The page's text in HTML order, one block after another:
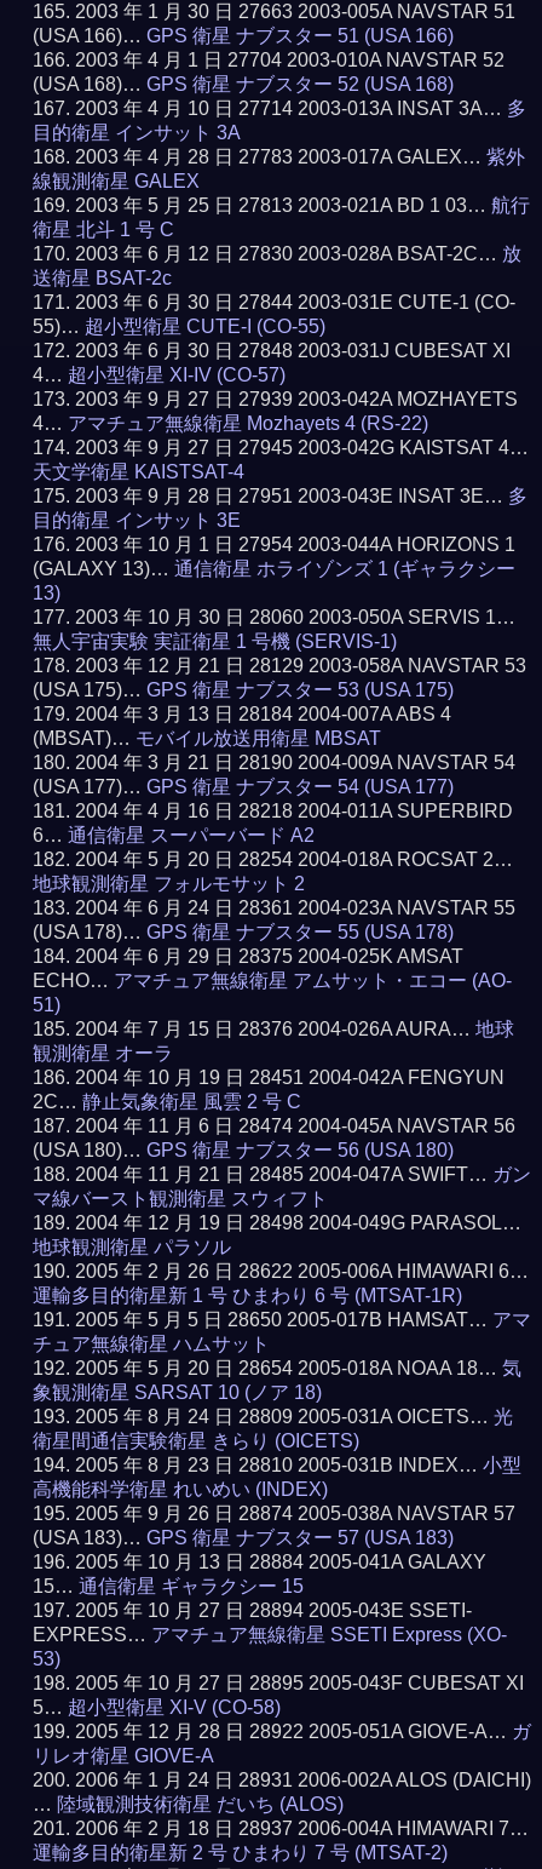
2003 年 1 月 30 日 27663 2003-005A NAVSTAR 51
(USA 166)…GPS 衛星 ナブスター 51 (USA 166)
2003 年 4 月 1 日 27704 2003-010A NAVSTAR 52
(USA 168)…GPS 衛星 ナブスター 52 (USA 168)
2003 年 4 月 10 日 27714 2003-013A INSAT 3A… 多
目的衛星 インサット 3A
2003 年 4 月 28 日 27783 2003-017A GALEX…紫外
線観測衛星 GALEX
2003 年 5 月 25 日 27813 2003-021A BD 1 03…航行
衛星 北斗 1 号 C
2003 年 6 月 12 日 27830 2003-028A BSAT-2C… 放
送衛星 BSAT-2c
2003 年 6 月 30 日 27844 2003-031E CUTE-1 (CO-
55)… 超小型衛星 CUTE-I (CO-55)
2003 年 6 月 30 日 27848 2003-031J CUBESAT XI
4… 超小型衛星 XI-IV (CO-57)
2003 年 9 月 27 日 27939 2003-042A MOZHAYETS
4… アマチュア無線衛星 Mozhayets 4 (RS-22)
2003 年 9 月 27 日 27945 2003-042G KAISTSAT 4…
天文学衛星 KAISTSAT-4
2003 年 9 月 28 日 27951 2003-043E INSAT 3E… 多
目的衛星 インサット 3E
2003 年 10 月 1 日 27954 2003-044A HORIZONS 1
(GALAXY 13)…通信衛星 ホライゾンズ 1 (ギャラクシー
13)
2003 年 10 月 30 日 28060 2003-050A SERVIS 1…
無人宇宙実験 実証衛星 1 号機 (SERVIS-1)
2003 年 12 月 21 日 28129 2003-058A NAVSTAR 53
(USA 175)…GPS 衛星 ナブスター 53 (USA 175)
2004 年 3 月 13 日 28184 2004-007A ABS 4
(MBSAT)… モバイル放送用衛星 MBSAT
2004 年 3 月 21 日 28190 2004-009A NAVSTAR 54
(USA 177)…GPS 衛星 ナブスター 54 (USA 177)
2004 年 4 月 16 日 28218 2004-011A SUPERBIRD
6…通信衛星 スーパーバード A2
2004 年 5 月 20 日 28254 2004-018A ROCSAT 2…
地球観測衛星 フォルモサット 2
2004 年 6 月 24 日 28361 2004-023A NAVSTAR 55
(USA 178)…GPS 衛星 ナブスター 55 (USA 178)
2004 年 6 月 29 日 28375 2004-025K AMSAT
ECHO… アマチュア無線衛星 アムサット・エコー (AO-
51)
2004 年 7 月 15 日 28376 2004-026A AURA…地球
観測衛星 オーラ
2004 年 10 月 19 日 28451 2004-042A FENGYUN
2C…静止気象衛星 風雲 2 号 C
2004 年 11 月 6 日 28474 2004-045A NAVSTAR 56
(USA 180)…GPS 衛星 ナブスター 56 (USA 180)
2004 年 11 月 21 日 28485 2004-047A SWIFT… ガン
マ線バースト観測衛星 スウィフト
2004 年 12 月 19 日 28498 2004-049G PARASOL…
地球観測衛星 パラソル
2005 年 2 月 26 日 28622 2005-006A HIMAWARI 6…
運輸多目的衛星新 1 号 ひまわり 6 号 (MTSAT-1R)
2005 年 5 月 5 日 28650 2005-017B HAMSAT… アマ
チュア無線衛星 ハムサット
2005 年 5 月 20 日 28654 2005-018A NOAA 18…気
象観測衛星 SARSAT 10 (ノア 18)
2005 年 8 月 24 日 28809 2005-031A OICETS…光
衛星間通信実験衛星 きらり (OICETS)
2005 年 8 月 23 日 28810 2005-031B INDEX…小型
高機能科学衛星 れいめい (INDEX)
2005 年 9 月 26 日 28874 2005-038A NAVSTAR 57
(USA 183)…GPS 衛星 ナブスター 57 (USA 183)
2005 年 10 月 13 日 28884 2005-041A GALAXY
15…通信衛星 ギャラクシー 15
2005 年 10 月 27 日 28894 2005-043E SSETI-
EXPRESS… アマチュア無線衛星 SSETI Express (XO-
53)
2005 年 10 月 27 日 28895 2005-043F CUBESAT XI
5… 超小型衛星 XI-V (CO-58)
2005 年 12 月 28 日 28922 2005-051A GIOVE-A… ガ
リレオ衛星 GIOVE-A
2006 年 1 月 24 日 28931 2006-002A ALOS (DAICHI)
… 陸域観測技術衛星 だいち (ALOS)
2006 年 2 月 18 日 28937 2006-004A HIMAWARI 7…
運輸多目的衛星新 2 号 ひまわり 7 号 (MTSAT-2)